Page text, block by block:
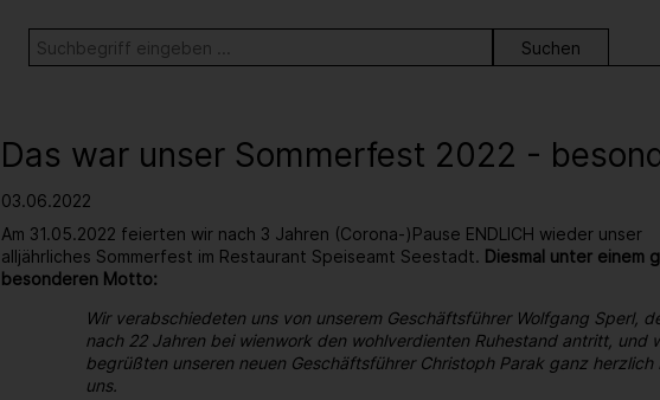
Stichwortsuche
SUCHE
Das war unser Sommerfest 2022 -
03.06.2022
Am 31.05.2022 feierten wir nach 3 Jahren (Corona-)Pause ENDLICH wieder unser
alljährliches Sommerfest im Restaurant Speiseamt Seestadt. Diesmal unter einem
besonderen Motto:
Wir verabschiedeten uns von unserem Geschäftsführer Wolfgang Sperl,
nach 22 Jahren bei wienwork den wohlverdienten Ruhestand antritt, und
begrüßten unseren neuen Geschäftsführer Christoph Parak ganz herzlich
uns.